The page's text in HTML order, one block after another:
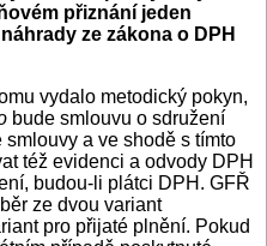
přiznání jeden
ze zákona o DPH
vydalo metodický pokyn,
bude smlouvu o sdružení
a ve shodě s tímto
též evidenci a odvody DPH
budou-li plátci DPH. GFŘ
ze dvou variant
pro přijaté plnění. Pokud